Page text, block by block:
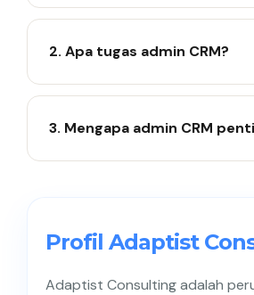
pelanggan di sistem CRM.
2. Apa tugas admin CRM?
laporan.
3. Mengapa admin CRM
Profil Adaptist
Adaptist Consulting adalah